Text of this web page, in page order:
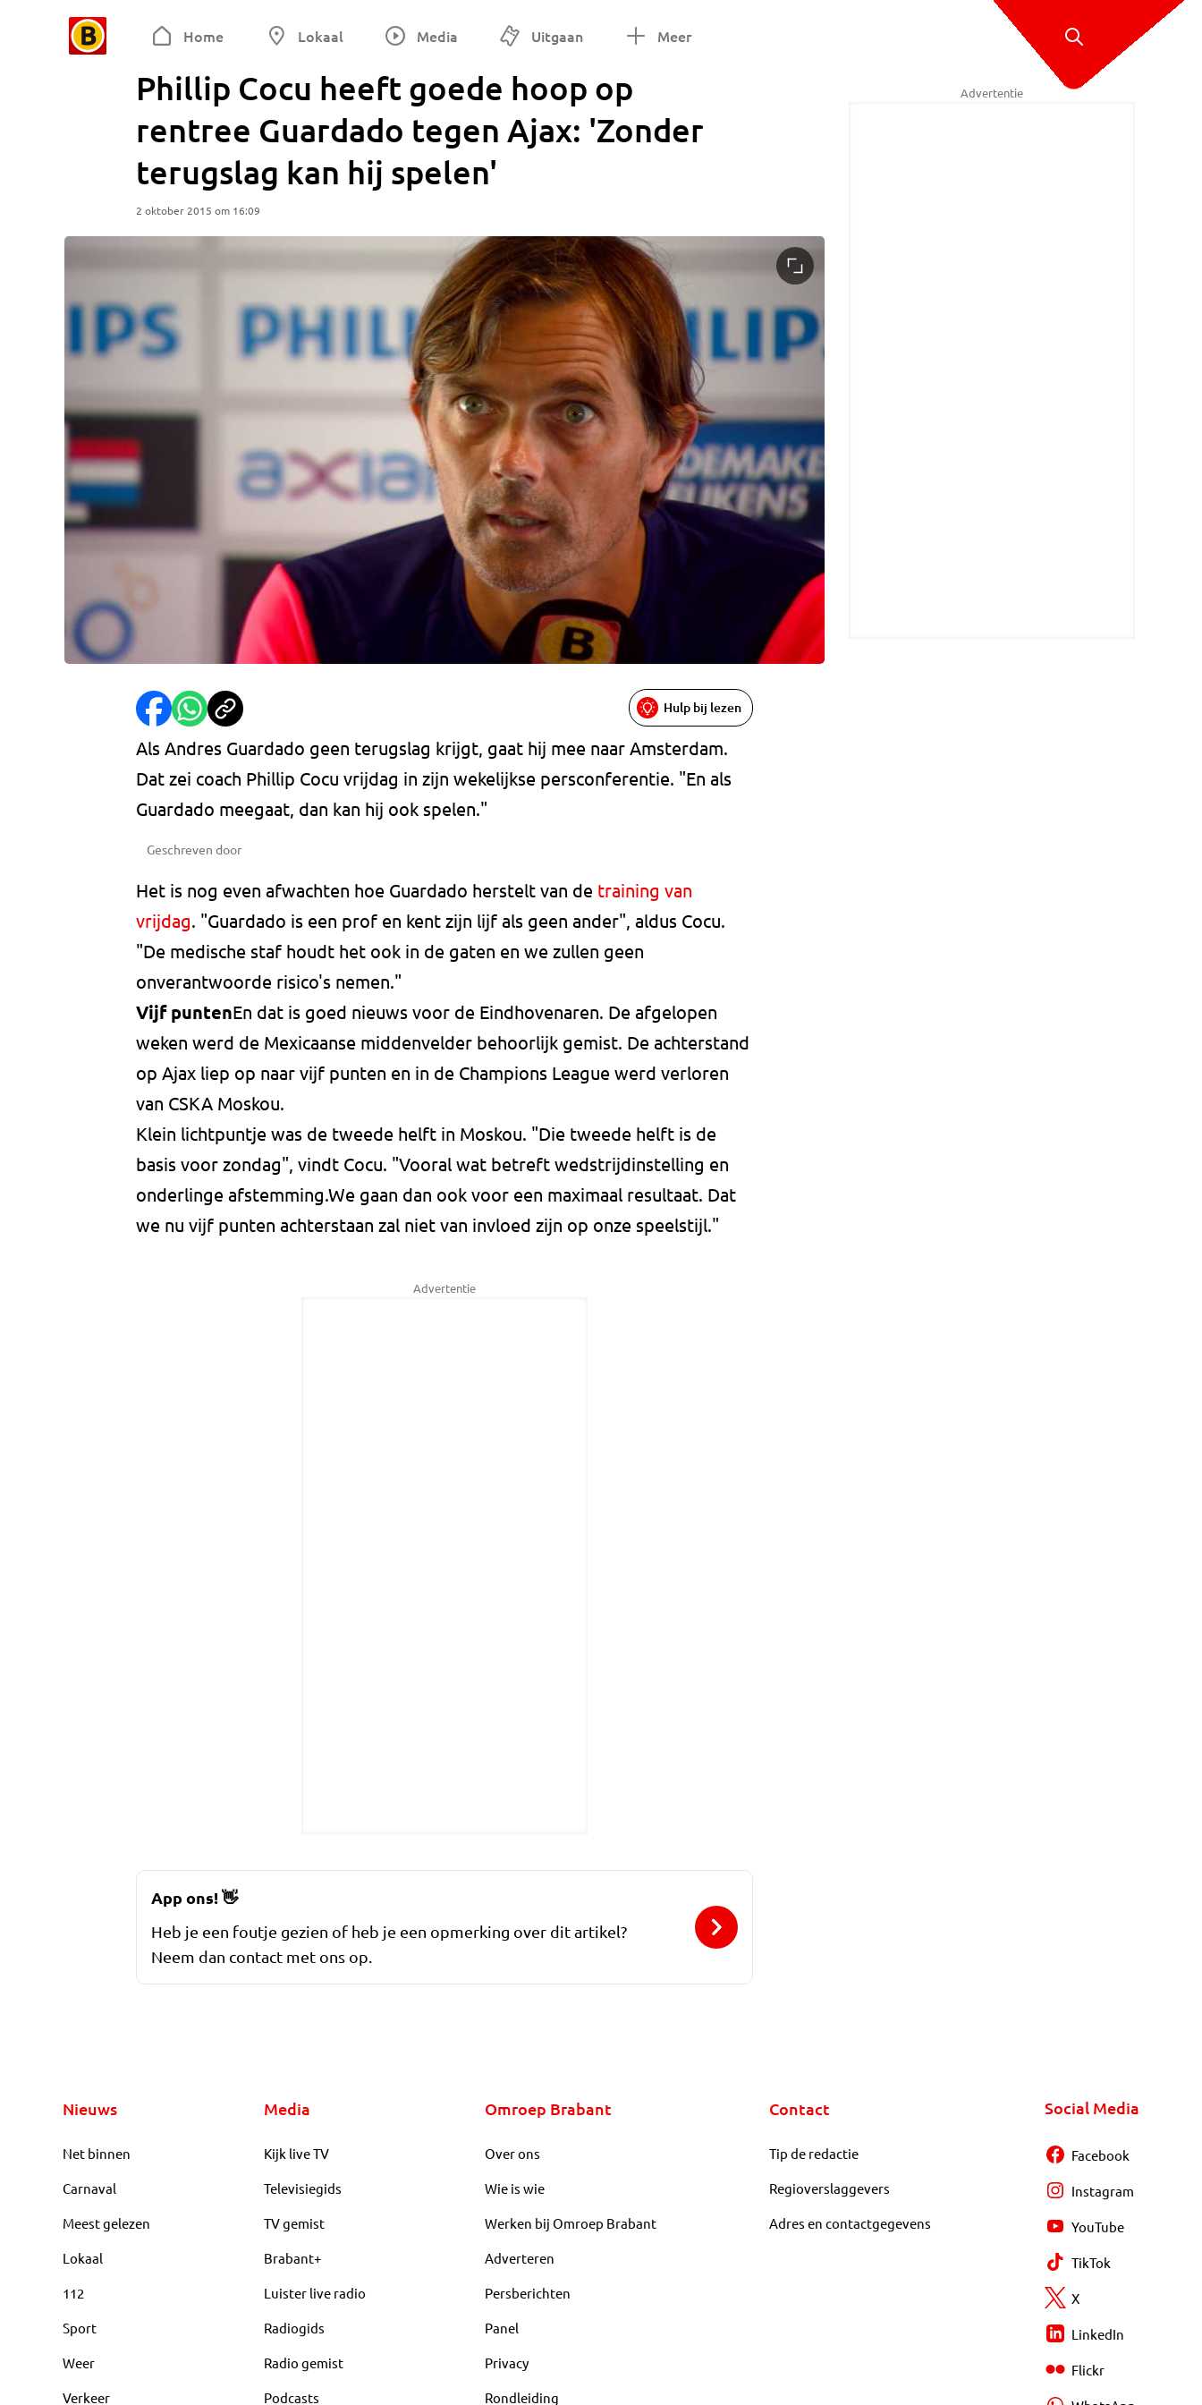
Home Lokaal Media Uitgaan Meer
Phillip Cocu heeft goede hoop op
rentree Guardado tegen Ajax: 'Zonder
terugslag kan hij spelen'
2 oktober 2015 om 16:09
Hulp bij lezen
Als Andres Guardado geen terugslag krijgt, gaat hij mee naar Amsterdam.
Dat zei coach Phillip Cocu vrijdag in zijn wekelijkse persconferentie. "En als
Guardado meegaat, dan kan hij ook spelen."
Geschreven door
Het is nog even afwachten hoe Guardado herstelt van de training van
vrijdag. "Guardado is een prof en kent zijn lijf als geen ander", aldus Cocu.
"De medische staf houdt het ook in de gaten en we zullen geen
onverantwoorde risico's nemen."
Vijf puntenEn dat is goed nieuws voor de Eindhovenaren. De afgelopen
weken werd de Mexicaanse middenvelder behoorlijk gemist. De achterstand
op Ajax liep op naar vijf punten en in de Champions League werd verloren
van CSKA Moskou.
Klein lichtpuntje was de tweede helft in Moskou. "Die tweede helft is de
basis voor zondag", vindt Cocu. "Vooral wat betreft wedstrijdinstelling en
onderlinge afstemming.We gaan dan ook voor een maximaal resultaat. Dat
we nu vijf punten achterstaan zal niet van invloed zijn op onze speelstijl."
Advertentie
Advertentie
App ons!👋
Heb je een foutje gezien of heb je een opmerking over dit artikel?
Neem dan contact met ons op.
Nieuws
Net binnen
Carnaval
Meest gelezen
Lokaal
112
Sport
Weer
Verkeer
Media
Kijk live TV
Televisiegids
TV gemist
Brabant+
Luister live radio
Radiogids
Radio gemist
Podcasts
Omroep Brabant
Over ons
Wie is wie
Werken bij Omroep Brabant
Adverteren
Persberichten
Panel
Privacy
Rondleiding
Contact
Tip de redactie
Regioverslaggevers
Adres en contactgegevens
Social Media
Facebook
Instagram
YouTube
TikTok
X
LinkedIn
Flickr